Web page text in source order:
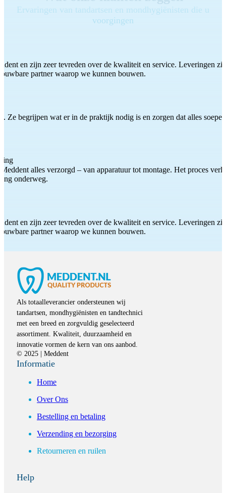
Ervaringen van tandartsen en mondhygiënisten die u
voorgingen
en zijn zeer tevreden over de kwaliteit en service. Leveringen
partner waarop we kunnen bouwen.
Ze begrijpen wat er in de praktijk nodig is en zorgen dat alles
alles verzorgd – van apparatuur tot montage. Het proces
onderweg.
en zijn zeer tevreden over de kwaliteit en service. Leveringen
partner waarop we kunnen bouwen.
Als totaalleverancier ondersteunen wij
tandartsen, mondhygiënisten en tandtechnici
met een breed en zorgvuldig geselecteerd
assortiment. Kwaliteit, duurzaamheid en
innovatie vormen de kern van ons aanbod.
© 2025 | Meddent
Informatie
Home
Over Ons
Bestelling en betaling
Verzending en bezorging
Retourneren en ruilen
Help